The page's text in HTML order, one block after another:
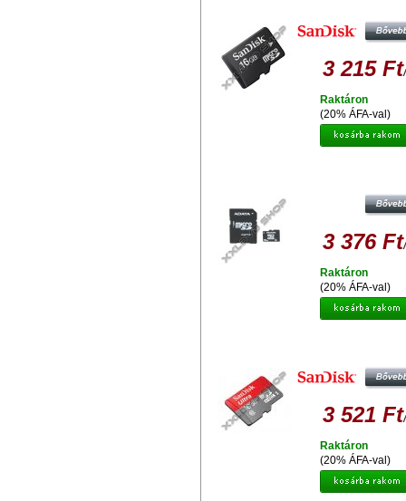
3 215 Ft
(20% ÁFA-val)
Raktáron
3 376 Ft
(20% ÁFA-val)
Raktáron
CLASS 10
3 521 Ft
(20% ÁFA-val)
Raktáron